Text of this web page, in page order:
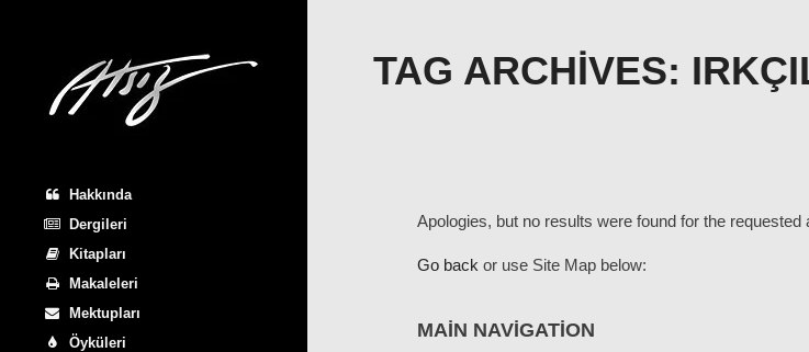
Hakkında
Dergileri
Kitapları
Makaleleri
Mektupları
Öyküleri
TAG ARCHIVES:
Apologies, but no results were found for the requested
Go back or use Site Map below:
MAIN NAVIGATION